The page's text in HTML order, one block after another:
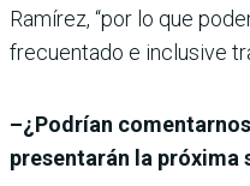
Ramírez, “por lo que
frecuentado e inclusive
–¿Podrían
presentarán la próxima